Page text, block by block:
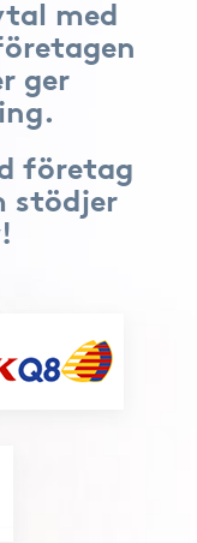
med
ger
företag
stödjer